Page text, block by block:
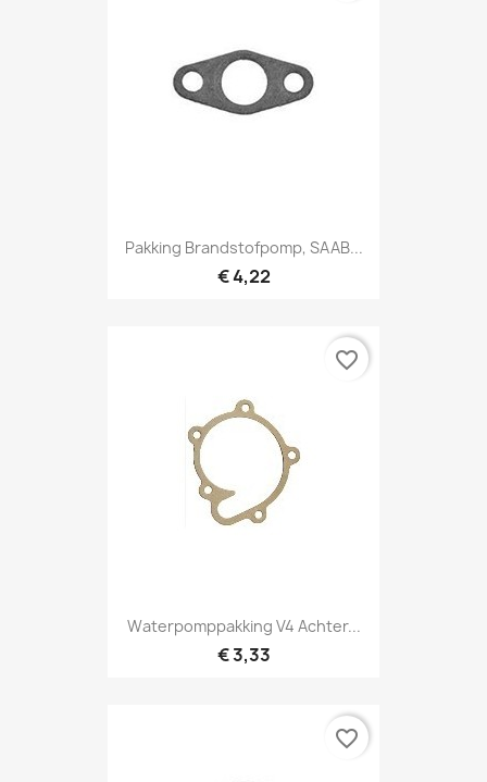
Pakking Brandstofpomp, SAAB...
€ 4,22
Waterpomppakking V4 Achter...
€ 3,33
favorite_border
favorite_border